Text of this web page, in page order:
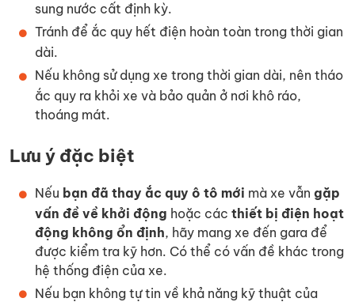
sung nước cất định kỳ.
Tránh để ắc quy hết điện hoàn toàn trong thời gian
dài.
Nếu không sử dụng xe trong thời gian dài, nên tháo
ắc quy ra khỏi xe và bảo quản ở nơi khô ráo,
thoáng mát.
Lưu ý đặc biệt
Nếu bạn đã thay ắc quy ô tô mới mà xe vẫn gặp
vấn đề về khởi động hoặc các thiết bị điện hoạt
động không ổn định, hãy mang xe đến gara để
được kiểm tra kỹ hơn. Có thể có vấn đề khác trong
hệ thống điện của xe.
Nếu bạn không tự tin về khả năng kỹ thuật của